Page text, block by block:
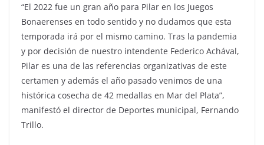
“El 2022 fue un gran año para Pilar en los Juegos
Bonaerenses en todo sentido y no dudamos que esta
temporada irá por el mismo camino. Tras la pandemia
y por decisión de nuestro intendente Federico Achával,
Pilar es una de las referencias organizativas de este
certamen y además el año pasado venimos de una
histórica cosecha de 42 medallas en Mar del Plata”,
manifestó el director de Deportes municipal, Fernando
Trillo.